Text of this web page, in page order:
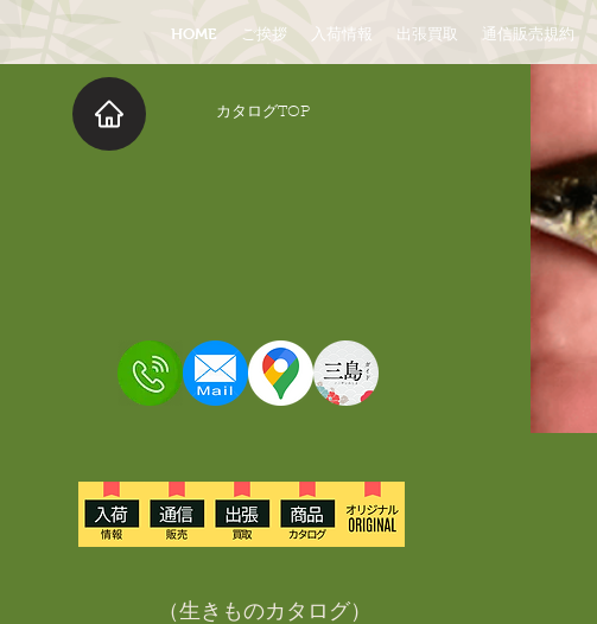
HOME ご挨拶 入荷情報 出張買取 通信販売規約
​カタログTOP
（生きものカタログ）